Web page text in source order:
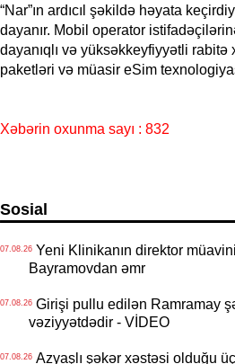
“Nar”ın ardıcıl şəkildə həyata
dayanır. Mobil operator
dayanıqlı və yüksəkkeyfiyyətli
paketləri və müasir eSim
Xəbərin oxunma sayı : 832
Sosial
07.08.26Yeni Klinikanın direktor müavini
Bayramovdan əmr
07.08.26Girişi pullu edilən Ramramay
vəziyyətdədir - VİDEO
07.08.26Azyaşlı şəkər xəstəsi olduğu